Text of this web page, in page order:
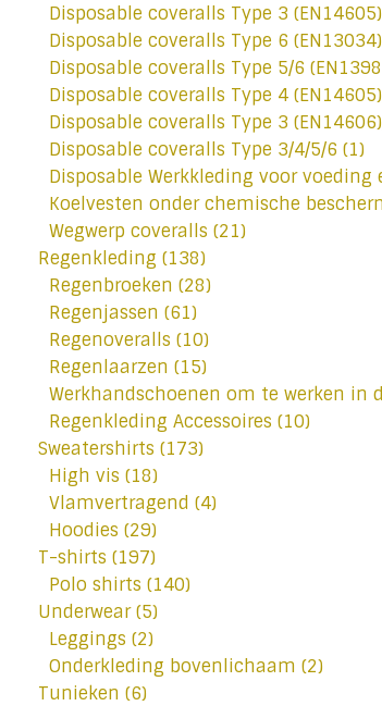
Disposable coveralls Type 3 (EN14605)
Disposable coveralls Type 6 (EN13034)
Disposable coveralls Type 5/6
Disposable coveralls Type 4
Disposable coveralls Type 3
Disposable coveralls Type 3/4/5/6 (1)
Disposable Werkkleding voor voeding
Koelvesten onder chemische
Wegwerp coveralls (21)
Regenkleding (138)
Regenbroeken (28)
Regenjassen (61)
Regenoveralls (10)
Regenlaarzen (15)
Werkhandschoenen om te werken in
Regenkleding Accessoires (10)
Sweatershirts (173)
High vis (18)
Vlamvertragend (4)
Hoodies (29)
T-shirts (197)
Polo shirts (140)
Underwear(5)
Leggings (2)
Onderkleding bovenlichaam (2)
Tunieken (6)